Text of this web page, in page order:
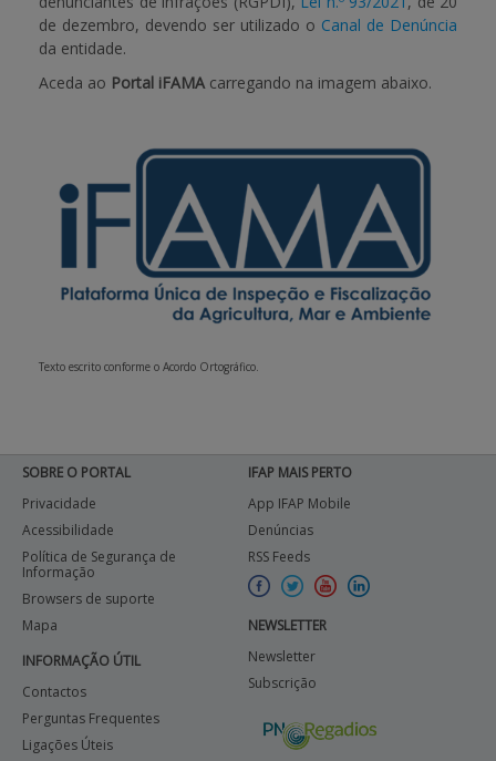
de dezembro, devendo ser utilizado o Canal de Denúncia
da entidade.
Aceda ao Portal iFAMAcarregando na imagem abaixo.
Texto escrito conforme o Acordo Ortográfico.
SOBRE O PORTAL
Privacidade
Acessibilidade
Política de Segurança de
Informação
Browsers de suporte
Mapa
INFORMAÇÃO ÚTIL
Contactos
Perguntas Frequentes
Ligações Úteis
IFAP MAIS PERTO
App IFAP Mobile
Denúncias
RSS Feeds
NEWSLETTER
Newsletter
Subscrição